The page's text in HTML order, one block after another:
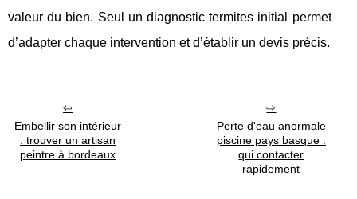
valeur du bien. Seul un diagnostic termites initial permet
d’adapter chaque intervention et d’établir un devis précis.
Embellir son intérieur
: trouver un artisan
peintre à bordeaux
Perte d'eau anormale
piscine pays basque :
qui contacter
rapidement